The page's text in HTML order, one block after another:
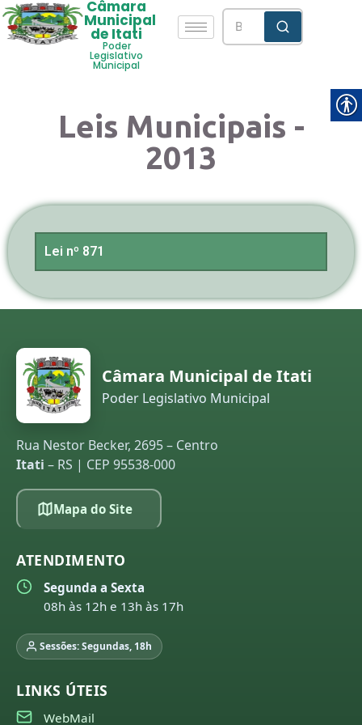
Câmara
Municipal
de Itati
Poder
Legislativo
Municipal
Leis Municipais -
2013
Lei nº 871
Câmara Municipal de Itati
Poder Legislativo Municipal
Rua Nestor Becker, 2695 – Centro
Itati – RS | CEP 95538-000
Mapa do Site
ATENDIMENTO
Segunda a Sexta
08h às 12h e 13h às 17h
Sessões: Segundas, 18h
LINKS ÚTEIS
WebMail